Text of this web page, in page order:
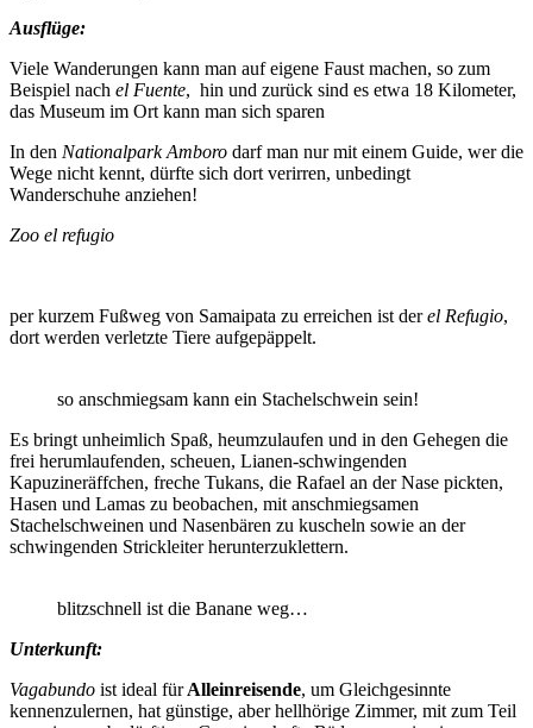
Ausflüge:
Viele Wanderungen kann man auf eigene Faust machen, so zum
Beispiel nach el Fuente, hin und zurück sind es etwa 18 Kilometer,
das Museum im Ort kann man sich sparen
In den Nationalpark Amboro darf man nur mit einem Guide, wer die
Wege nicht kennt, dürfte sich dort verirren, unbedingt
Wanderschuhe anziehen!
Zoo el refugio
per kurzem Fußweg von Samaipata zu erreichen ist derel Refugio,
dort werden verletzte Tiere aufgepäppelt.
so anschmiegsam kann ein Stachelschwein sein!
Es bringt unheimlich Spaß, heumzulaufen und in den Gehegen die
frei herumlaufenden, scheuen, Lianen-schwingenden
Kapuzineräffchen, freche Tukans, die Rafael an der Nase pickten,
Hasen und Lamas zu beobachen, mit anschmiegsamen
Stachelschweinen und Nasenbären zu kuscheln sowie an der
schwingenden Strickleiter herunterzuklettern.
blitzschnell ist die Banane weg…
Unterkunft:
Vagabundo ist ideal fürAlleinreisende, um Gleichgesinnte
kennenzulernen, hat günstige, aber hellhörige Zimmer, mit zum Teil